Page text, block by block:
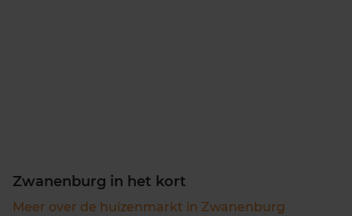
Zwanenburg in het kort
Meer over de huizenmarkt in Zwanenburg